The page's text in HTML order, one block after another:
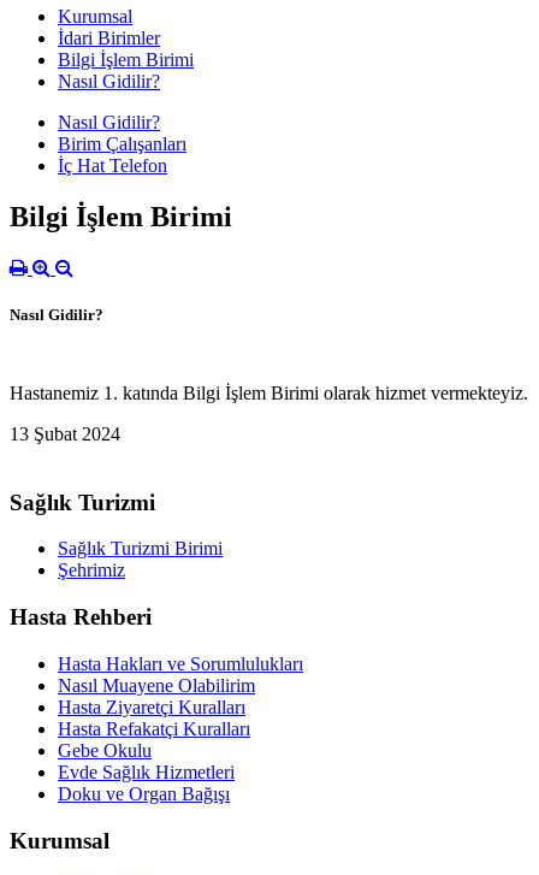
Kurumsal
İdari Birimler
Bilgi İşlem Birimi
Nasıl Gidilir?
Nasıl Gidilir?
Birim Çalışanları
İç Hat Telefon
Bilgi İşlem Birimi
Nasıl Gidilir?
Hastanemiz 1. katında Bilgi İşlem Birimi olarak hizmet vermekteyiz.
13 Şubat 2024
Sağlık Turizmi
Sağlık Turizmi Birimi
Şehrimiz
Hasta Rehberi
Hasta Hakları ve Sorumlulukları
Nasıl Muayene Olabilirim
Hasta Ziyaretçi Kuralları
Hasta Refakatçi Kuralları
Gebe Okulu
Evde Sağlık Hizmetleri
Doku ve Organ Bağışı
Kurumsal